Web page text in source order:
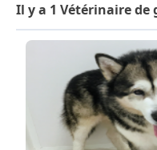
Il y a 1 Vétérinaire de